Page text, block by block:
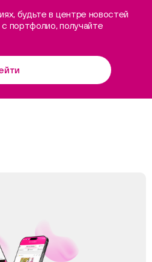
будьте в центре новостей
портфолио, получайте